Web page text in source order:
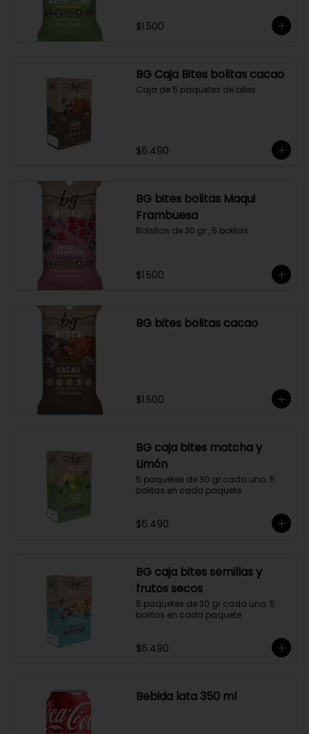
$1.500
BG Caja Bites bolitas cacao
Caja de 5 paquetes de bites
$6.490
BG bites bolitas Maqui
Frambuesa
Bolsitas de 30 gr , 5 bolitas
$1.500
BG bites bolitas cacao
$1.500
BG caja bites matcha y
Limón
5 paquetes de 30 gr cada uno. 5
bolitas en cada paquete
$6.490
BG caja bites semillas y
frutos secos
5 paquetes de 30 gr cada uno. 5
bolitas en cada paquete
$6.490
Bebida lata 350 ml